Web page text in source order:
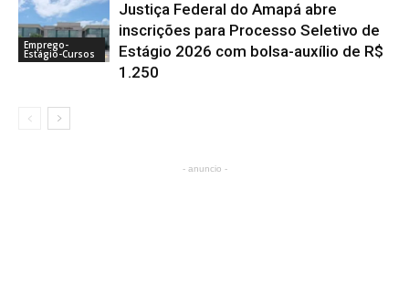
Emprego-
Estágio-Cursos
Justiça Federal do Amapá abre
inscrições para Processo Seletivo de
Estágio 2026 com bolsa-auxílio de R$
1.250
- anuncio -